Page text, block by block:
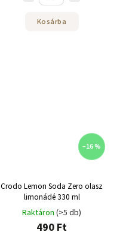
Kosárba
–16 %
Crodo Lemon Soda Zero olasz
limonádé 330 ml
Raktáron (>5 db)
490 Ft